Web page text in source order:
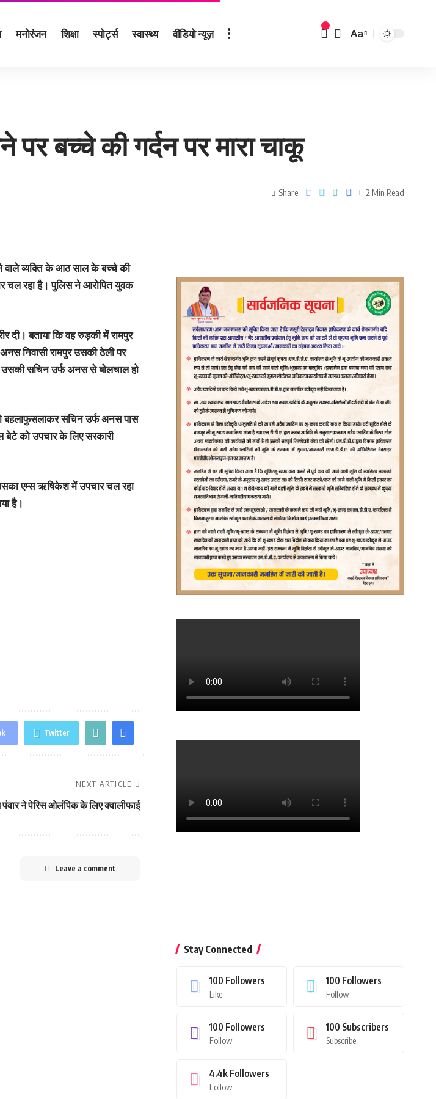
मनोरंजन शिक्षा स्पोर्ट्स स्वास्थ्य वीडियो न्यूज़ Aa
बच्‍चे की गर्दन पर मारा चाकू
Share 2 Min Read
वाले व्यक्ति के आठ साल के बच्चे की
चल रहा है। पुलिस ने आरोपित युवक
दी। बताया कि वह रुड़की में रामपुर
निवासी रामपुर उसकी ठेली पर
सचिन उर्फ अनस से बोलचाल हो
बहलाफुसलाकर सचिन उर्फ अनस पास
बेटे को उपचार के लिए सरकारी
एम्स ऋषिकेश में उपचार चल रहा
है।
Twitter
NEXT ARTICLE
ने पेरिस ओलंपिक के लिए क्वालीफाई
Leave a comment
Stay Connected
100 Followers
Like
100 Followers
Follow
100 Followers
Follow
100 Subscribers
Subscribe
4.4k Followers
Follow